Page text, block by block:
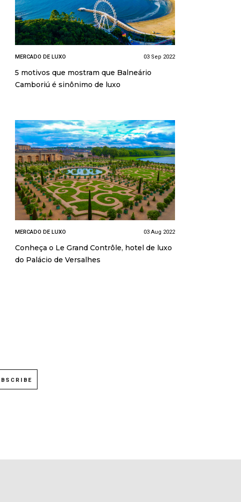
MERCADO DE LUXO 03 Sep 2022
5 motivos que mostram que Balneário
Camboriú é sinônimo de luxo
MERCADO DE LUXO 03 Aug 2022
Conheça o Le Grand Contrôle, hotel de luxo
do Palácio de Versalhes